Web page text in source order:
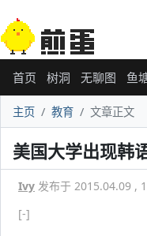
首页 树洞 无聊图 鱼
主页 教育 文章正文
美国大学出现韩
Ivy 发布于 2015.04.09 ,
[-]